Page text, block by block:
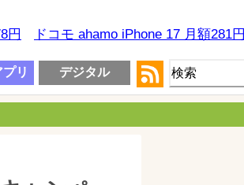
円 ドコモ ahamo iPhone 17 月額281円
リ デジタル